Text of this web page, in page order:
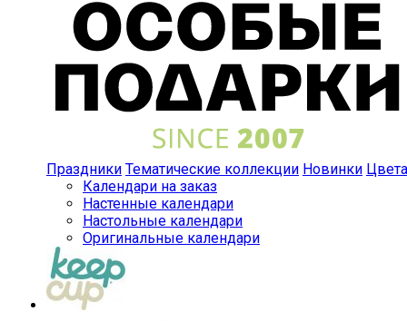
Праздники Тематические коллекции Новинки Цвета
Календари на заказ
Настенные календари
Настольные календари
Оригинальные календари